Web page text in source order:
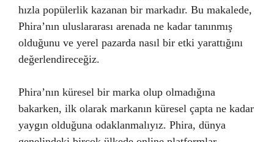
hızla popülerlik kazanan bir markadır. Bu makalede,
Phira’nın uluslararası arenada ne kadar tanınmış
olduğunu ve yerel pazarda nasıl bir etki yarattığını
değerlendireceğiz.
Phira’nın küresel bir marka olup olmadığına
bakarken, ilk olarak markanın küresel çapta ne kadar
yaygın olduğuna odaklanmalıyız. Phira, dünya